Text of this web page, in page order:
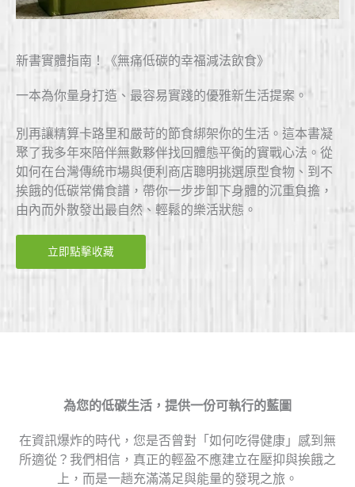
新書實體指南！《無痛低碳的幸福減法飲食》​
一本為你量身打造、最容易實踐的優雅新生活提案。
別再讓精算卡路里和嚴苛的節食綁架你的生活。這本書凝
聚了我多年來陪伴無數夥伴找回體態平衡的實戰心法。從
如何在台灣傳統市場與便利商店聰明挑選原型食物、到不
挨餓的低碳常備食譜，帶你一步步卸下身體的沉重負擔，
由內而外散發出最自然、輕鬆的樂活狀態。
立即點擊收藏
為您的低碳生活，提供一份可執行的藍圖
在資訊爆炸的時代，您是否曾對「如何吃得健康」感到無
所適從？我們相信，真正的輕盈不應建立在壓抑與挨餓之
上，而是一趟充滿滿足與能量的發現之旅。